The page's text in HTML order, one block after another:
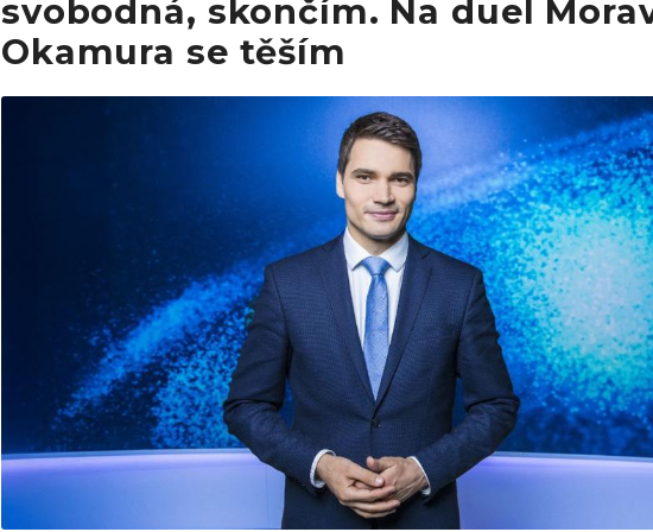
svobodná, skončím. Na duel
Okamura se těším
Obrázek